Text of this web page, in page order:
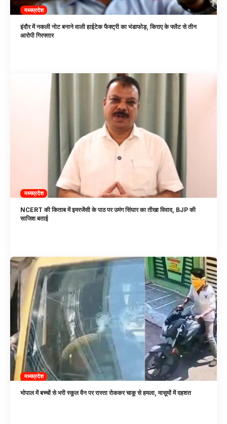
मध्यप्रदेश
इंदौर में नकली नोट बनाने वाली हाईटेक फैक्ट्री का भंडाफोड़, किराए के फ्लैट से तीन
आरोपी गिरफ्तार
मध्यप्रदेश
NCERT की किताब में इमरजेंसी के पाठ पर उमंग सिंघार का तीखा विवाद, BJP की
साजिश बताई
मध्यप्रदेश
भोपाल में बच्चों से भरी स्कूल वैन पर रास्ता रोककर चाकू से हमला, मासूमों में दहशत